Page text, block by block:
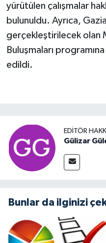
yürütülen çalışmalar
bulunuldu. Ayrıca,
gerçekleştirilecek olan
Buluşmaları
edildi.
EDITÖR
Gülizar
Bunlar da ilginizi